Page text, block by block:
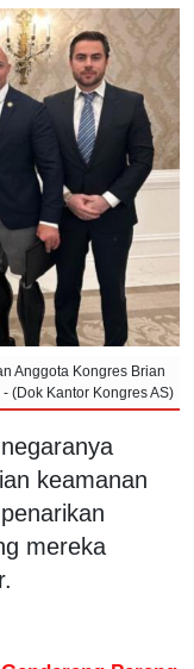
Anggota Kongres Brian
(Dok Kantor Kongres AS)
keamanan
mereka